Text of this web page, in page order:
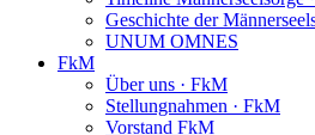
Geschichte der
UNUM OMNES
FkM
Über uns · FkM
Stellungnahmen · FkM
Vorstand FkM